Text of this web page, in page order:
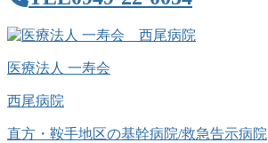
医療法人 一寿会
西尾病院
直方・鞍手地区の基幹病院/救急告示病院